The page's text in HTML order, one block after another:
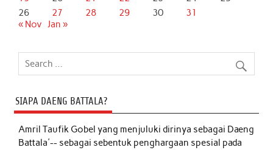
26
27 28 29 30
31
« Nov Jan »
SIAPA DAENG BATTALA?
Amril Taufik Gobelyang menjuluki dirinya sebagai Daeng
Battala'-- sebagai sebentuk penghargaan spesial pada